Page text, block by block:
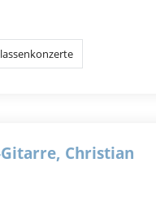
Christian